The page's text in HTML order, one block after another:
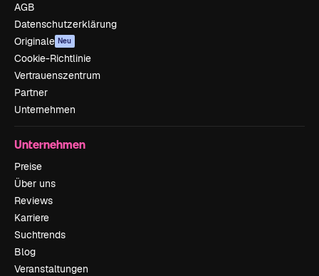
AGB
Datenschutzerklärung
Originale Neu
Cookie-Richtlinie
Vertrauenszentrum
Partner
Unternehmen
Unternehmen
Preise
Über uns
Reviews
Karriere
Suchtrends
Blog
Veranstaltungen